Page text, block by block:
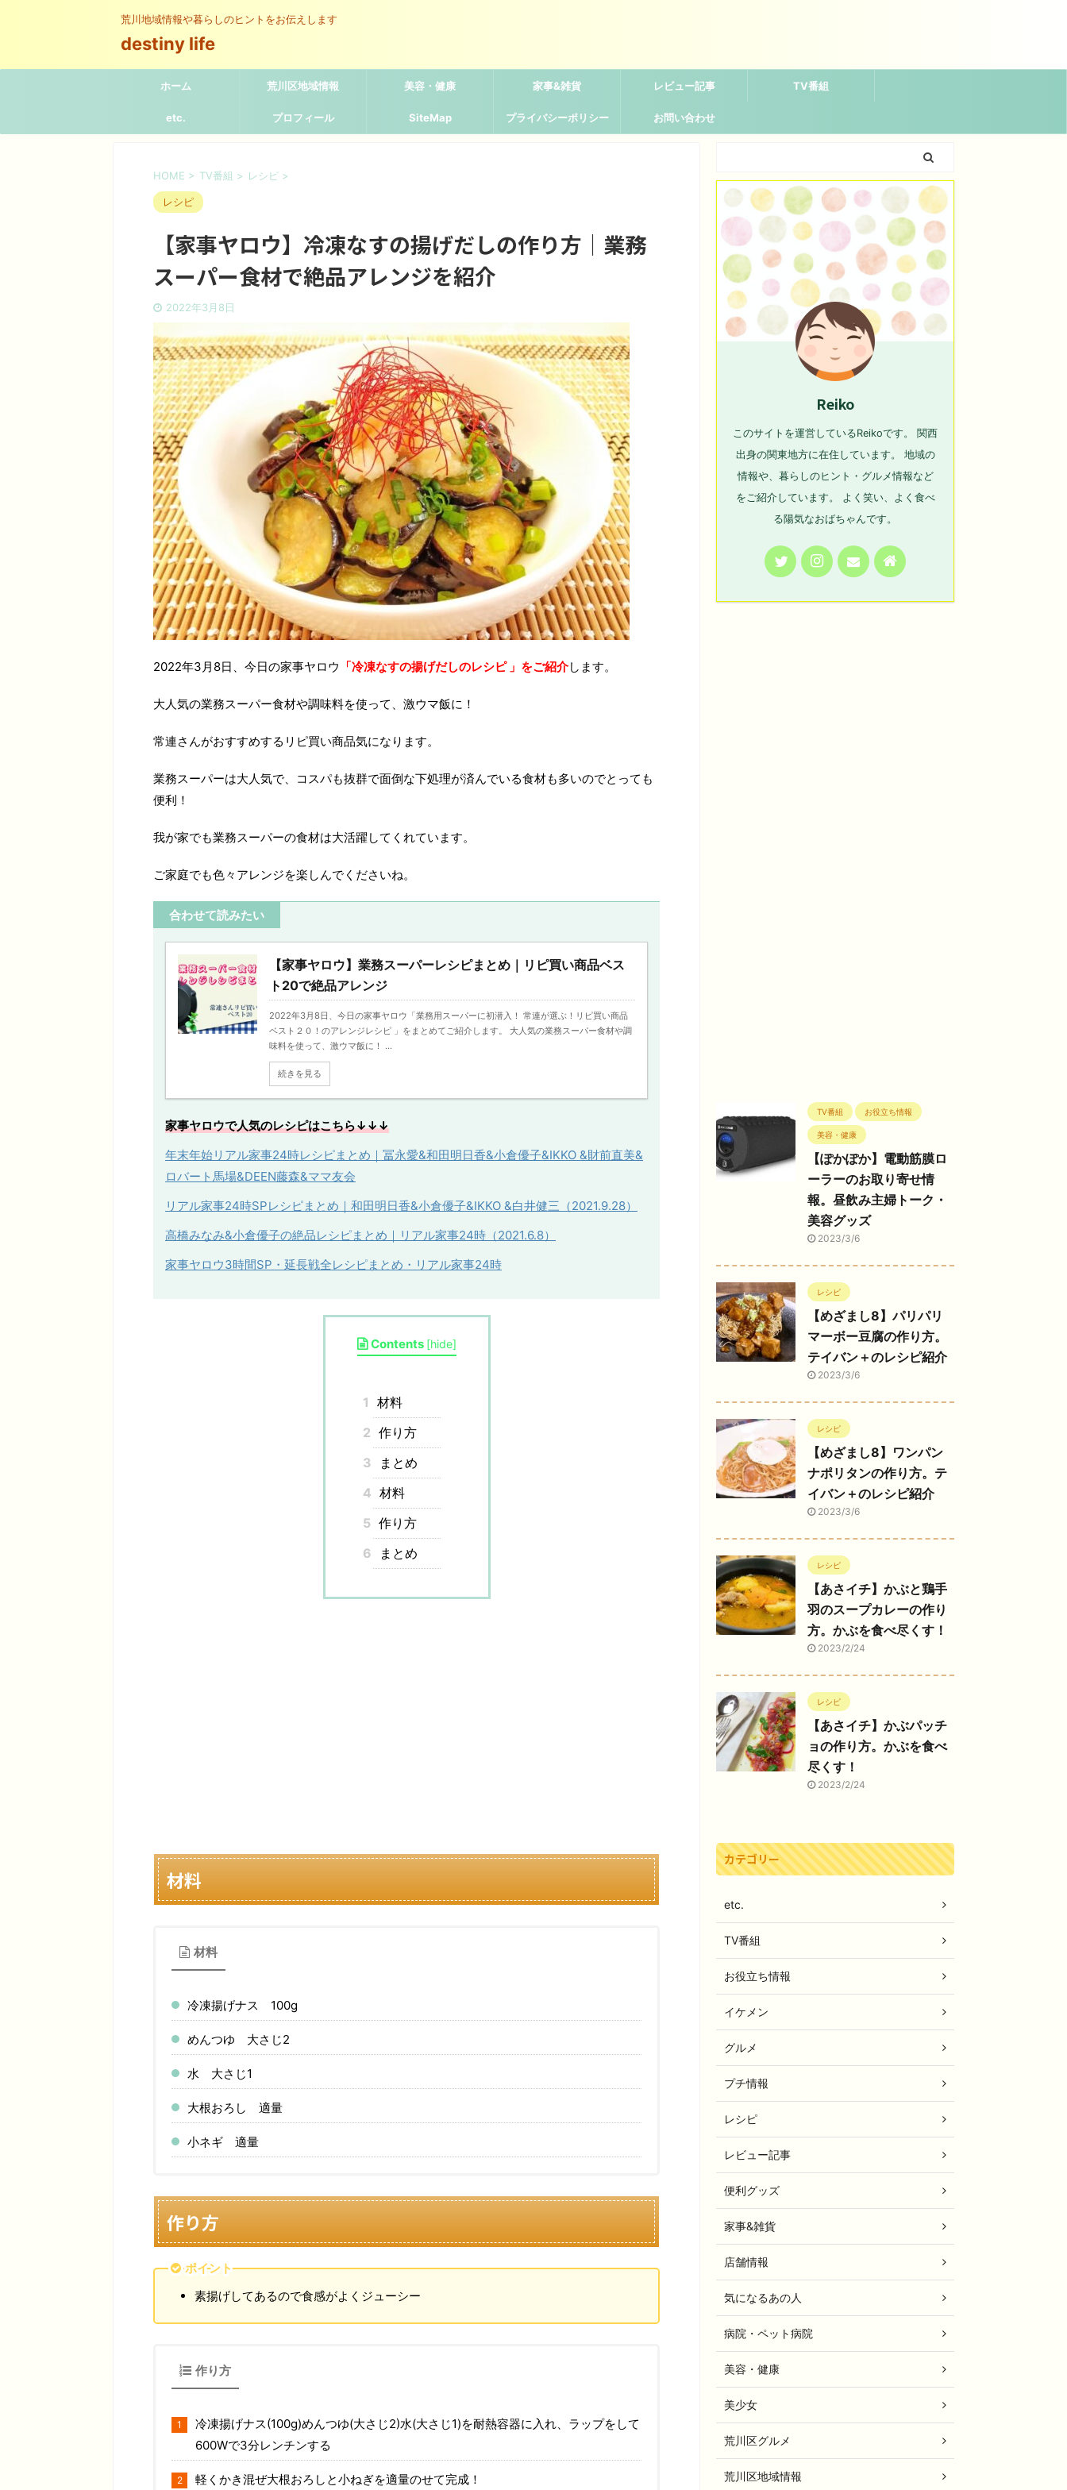
荒川地域情報や暮らしのヒントをお伝えします
destiny life
ホーム 荒川区地域情報 美容・健康 家事&雑貨 レビュー記事 TV番組
etc. プロフィール SiteMap プライバシーポリシー お問い合わせ
HOME > TV番組 > レシピ >
レシピ
【家事ヤロウ】冷凍なすの揚げだしの作り方｜業務
スーパー食材で絶品アレンジを紹介
2022年3月8日
2022年3月8日、今日の家事ヤロウ 「冷凍なすの揚げだしのレシピ 」をご紹介します。
大人気の業務スーパー食材や調味料を使って、激ウマ飯に！
常連さんがおすすめするリピ買い商品気になります。
業務スーパーは大人気で、コスパも抜群で面倒な下処理が済んでいる食材も多いのでとっても
便利！
我が家でも業務スーパーの食材は大活躍してくれています。
ご家庭でも色々アレンジを楽しんでくださいね。
合わせて読みたい
【家事ヤロウ】業務スーパーレシピまとめ｜リピ買い商品ベス
ト20で絶品アレンジ
2022年3月8日、今日の家事ヤロウ「業務用スーパーに初潜入！ 常連が選ぶ！リピ買い商品
ベスト２０！のアレンジレシピ 」をまとめてご紹介します。 大人気の業務スーパー食材や調
味料を使って、激ウマ飯に！ ...
続きを見る
家事ヤロウで人気のレシピはこちら↓↓↓
年末年始リアル家事24時レシピまとめ｜冨永愛&和田明日香&小倉優子&IKKO &財前直美&
ロバート馬場&DEEN藤森&ママ友会
リアル家事24時SPレシピまとめ｜和田明日香&小倉優子&IKKO &白井健三（2021.9.28）
高橋みなみ&小倉優子の絶品レシピまとめ｜リアル家事24時（2021.6.8）
家事ヤロウ3時間SP・延長戦全レシピまとめ・リアル家事24時
Contents [hide]
1 材料
2 作り方
3
まとめ
4 材料
5 作り方
6
まとめ
材料
材料
冷凍揚げナス 100g
めんつゆ 大さじ2
水 大さじ1
大根おろし 適量
小ネギ 適量
作り方
ポイント
素揚げしてあるので食感がよくジューシー
作り方
冷凍揚げナス(100g)めんつゆ(大さじ2)水(大さじ1)を耐熱容器に入れ、ラップをして
600Wで3分レンチンする
軽くかき混ぜ大根おろしと小ねぎを適量のせて完成！
Reiko
このサイトを運営しているReikoです。 関西
出身の関東地方に在住しています。 地域の
情報や、暮らしのヒント・グルメ情報など
をご紹介しています。 よく笑い、よく食べ
る陽気なおばちゃんです。
TV番組 お役立ち情報
美容・健康
【ぽかぽか】電動筋膜ロ
ーラーのお取り寄せ情
報。昼飲み主婦トーク・
美容グッズ
2023/3/6
レシピ
【めざまし8】パリパリ
マーボー豆腐の作り方。
テイバン＋のレシピ紹介
2023/3/6
レシピ
【めざまし8】ワンパン
ナポリタンの作り方。テ
イバン＋のレシピ紹介
2023/3/6
レシピ
【あさイチ】かぶと鶏手
羽のスープカレーの作り
方。かぶを食べ尽くす！
2023/2/24
レシピ
【あさイチ】かぶパッチ
ョの作り方。かぶを食べ
尽くす！
2023/2/24
カテゴリー
etc.
TV番組
お役立ち情報
イケメン
グルメ
プチ情報
レシピ
レビュー記事
便利グッズ
家事&雑貨
店舗情報
気になるあの人
病院・ペット病院
美容・健康
美少女
荒川区グルメ
荒川区地域情報